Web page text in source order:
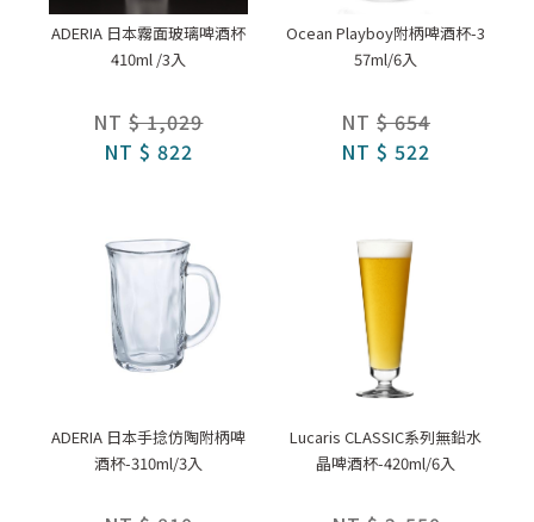
ADERIA 日本霧面玻璃啤酒杯
410ml /3入
NT $ 1,029
NT $ 822
Ocean Playboy附柄啤酒杯-3
57ml/6入
NT $ 654
NT $ 522
ADERIA 日本手捻仿陶附柄啤
酒杯-310ml/3入
Lucaris CLASSIC系列無鉛水
晶啤酒杯-420ml/6入